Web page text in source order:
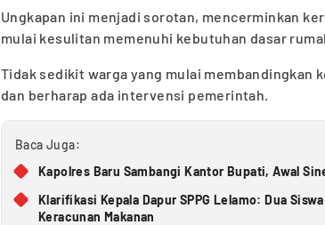
Ungkapan ini menjadi sorotan, mencerminkan
mulai kesulitan memenuhi kebutuhan dasar
Tidak sedikit warga yang mulai membandingkan
dan berharap ada intervensi pemerintah.
Baca Juga:
Kapolres Baru Sambangi Kantor Bupati, Awal
Klarifikasi Kepala Dapur SPPG Lelamo: Dua
Keracunan Makanan